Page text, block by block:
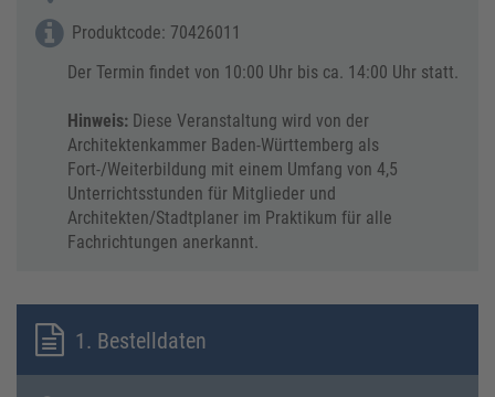
Produktcode: 70426011
Der Termin findet von 10:00 Uhr bis ca. 14:00 Uhr statt.
Hinweis: Diese Veranstaltung wird von der
Architektenkammer Baden-Württemberg als
Fort-/Weiterbildung mit einem Umfang von 4,5
Unterrichtsstunden für Mitglieder und
Architekten/Stadtplaner im Praktikum für alle
Fachrichtungen anerkannt.
1. Bestelldaten